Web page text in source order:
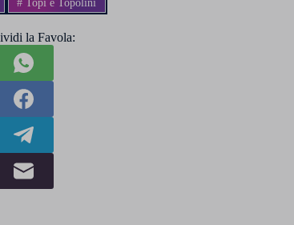
# Topi e Topolini
la Favola: